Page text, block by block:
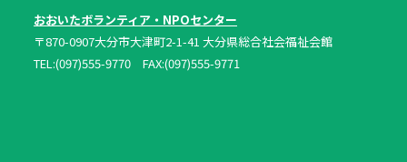
おおいたボランティア・NPOセンター
〒870-0907大分市大津町2-1-41 大分県総合社会福祉会館
TEL:(097)555-9770 FAX:(097)555-9771